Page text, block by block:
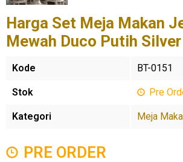
Harga Set Meja Makan
Mewah Duco Putih
Kode BT-0151
Stok Pre
Kategori Meja
PRE ORDER